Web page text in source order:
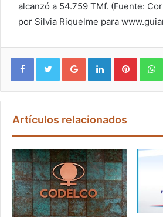
alcanzó a 54.759 TMf. (Fuente:
por Silvia Riquelme para
Google+ LinkedIn Pinterest
Artículos relacionados